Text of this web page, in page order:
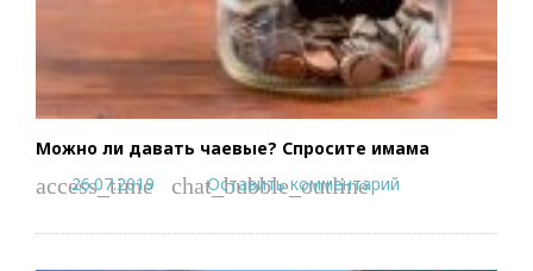
Можно ли давать чаевые? Спросите имама
access_time
26.07.2019 chat_bubble_outline
Оставить комментарий